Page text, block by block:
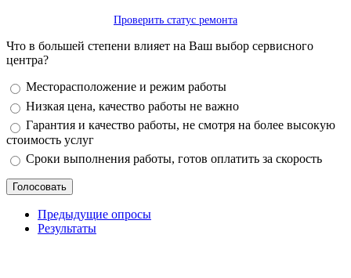
Проверить статус ремонта
Что в большей степени влияет на Ваш выбор сервисного
центра?
Варианты
Месторасположение и режим работы
Низкая цена, качество работы не важно
Гарантия и качество работы, не смотря на более высокую
стоимость услуг
Сроки выполнения работы, готов оплатить за скорость
Предыдущие опросы
Результаты